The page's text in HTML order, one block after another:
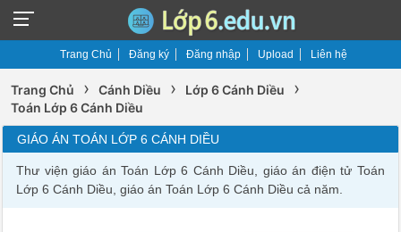
Trang Chủ Đăng ký Đăng nhập Upload Liên hệ
Trang Chủ › Cánh Diều › Lớp 6 Cánh Diều ›
Toán Lớp 6 Cánh Diều
GIÁO ÁN TOÁN LỚP 6 CÁNH DIỀU
Thư viện giáo án Toán Lớp 6 Cánh Diều, giáo án điện tử Toán
Lớp 6 Cánh Diều, giáo án Toán Lớp 6 Cánh Diều cả năm.